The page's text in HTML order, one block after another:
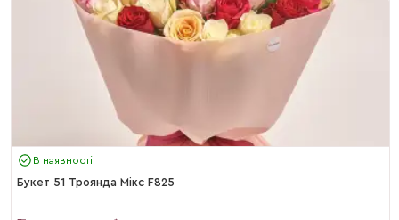
В наявності
Букет 51 Троянда Мікс F825